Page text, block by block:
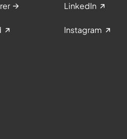
LinkedIn
Instagram